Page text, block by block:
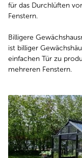
für das Durchlüften
Fenstern.
Billigere
ist billiger
einfachen Tür zu
mehreren Fenstern.